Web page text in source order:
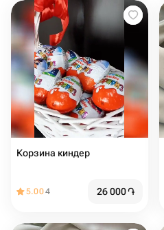
Корзина киндер
5.004 26 000֏